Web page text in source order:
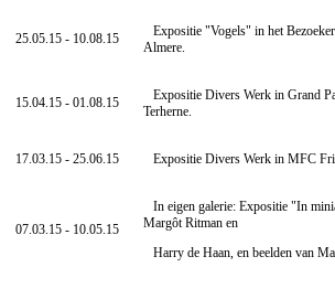
25.05.15 - 10.08.15
Expositie "Vogels" in het
Almere.
15.04.15 - 01.08.15
Expositie Divers Werk in Grand
Terherne.
17.03.15 - 25.06.15 Expositie Divers Werk in MFC
07.03.15 - 10.05.15
In eigen galerie: Expositie "In
Margôt Ritman en
Harry de Haan, en beelden van